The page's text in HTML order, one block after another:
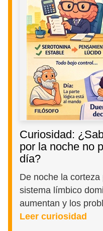
Curiosidad:
por la noche no
día?
De noche la
sistema límbico
aumentan y los
Leer curiosidad